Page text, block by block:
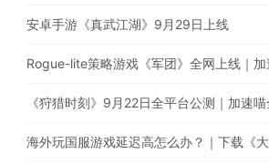
安卓手游《真武江湖》9月29日上线
《狩猎时刻》9月22日全平台公测｜加速